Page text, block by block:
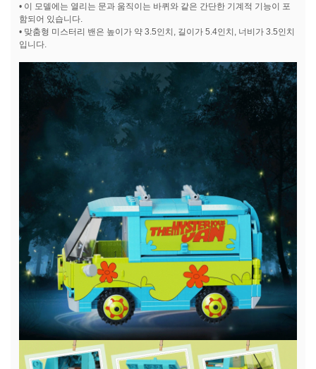
• 이 모델에는 열리는 문과 움직이는 바퀴와 같은 간단한 기계적 기능이 포
함되어 있습니다.
• 맞춤형 미스터리 밴은 높이가 약 3.5인치, 길이가 5.4인치, 너비가 3.5인치
입니다.